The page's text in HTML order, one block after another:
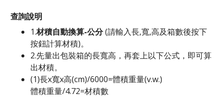
查詢說明
1.材積自動換算-公分(請輸入長,寬,高及箱數後按下
按鈕計算材積)。
2.先量出包裝箱的長寬高，再套上以下公式，即可算
出材積。
(1)長x寬x高(cm)/6000=體積重量(v.w.)
體積重量/4.72=材積數